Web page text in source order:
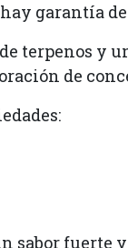
garantía
terpenos y
de
sabor fuerte